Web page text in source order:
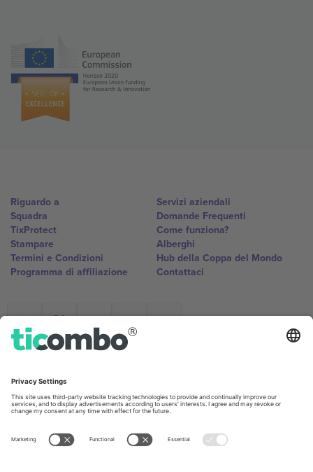
Riguardo a
Squadra
TixProtect
Stampare
Termini e Condizioni
Programma di affiliazione
Servizi aziendali
Domande Frequenti
Come funziona?
Alberghi
Hub della Coppa del Mondo
Contattaci
Ticombo Italia
Mimi Balkanska 132, 1540, Sofia,